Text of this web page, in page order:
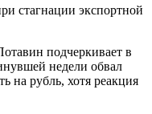
стагнации экспортной
подчеркивает в
недели обвал
на рубль, хотя реакция